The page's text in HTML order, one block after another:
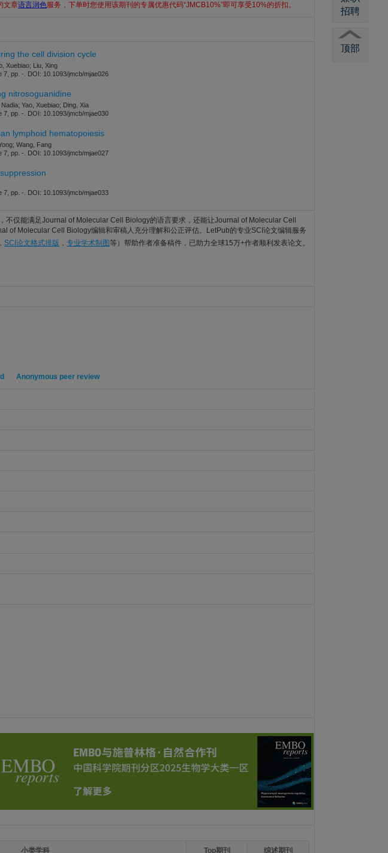
文章语言润色服务，下单时您使用该期刊的专属优惠代码“JMCB10%”即可享受10%的折扣。
the cell division cycle
Xuebiao; Liu, Xing
pp. -. DOI: 10.1093/jmcb/mjae026
nitrosoguanidine
Yao, Xuebiao; Ding, Xia
pp. -. DOI: 10.1093/jmcb/mjae030
lymphoid hematopoiesis
Wang, Fang
pp. -. DOI: 10.1093/jmcb/mjae027
pp. -. DOI: 10.1093/jmcb/mjae033
仅能满足Journal of Molecular Cell Biology的语言要求，还能让Journal of Molecular Cell
of Molecular Cell Biology编辑和审稿人充分理解和公正评估。LetPub的专业SCI论文编辑服务
， SCI论文格式排版 ， 专业学术制图等）帮助作者准备稿件，已助力全球15万+作者顺利发表论文。
Anonymous peer review
小类学科 Top期刊 综述期刊
招聘
顶部